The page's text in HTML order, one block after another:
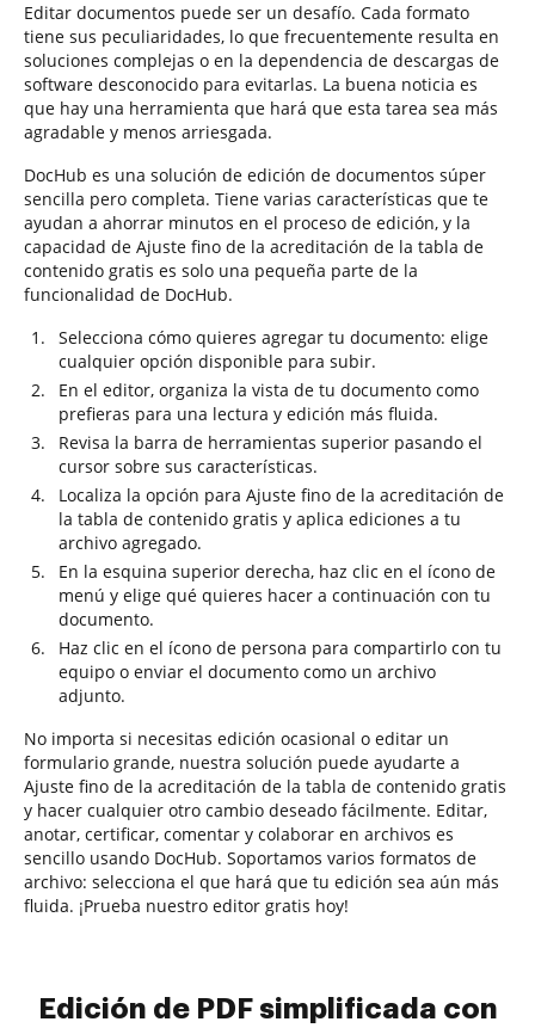
Editar documentos puede ser un desafío. Cada formato
tiene sus peculiaridades, lo que frecuentemente resulta en
soluciones complejas o en la dependencia de descargas de
software desconocido para evitarlas. La buena noticia es
que hay una herramienta que hará que esta tarea sea más
agradable y menos arriesgada.
DocHub es una solución de edición de documentos súper
sencilla pero completa. Tiene varias características que te
ayudan a ahorrar minutos en el proceso de edición, y la
capacidad de Ajuste fino de la acreditación de la tabla de
contenido gratis es solo una pequeña parte de la
funcionalidad de DocHub.
Selecciona cómo quieres agregar tu documento: elige
cualquier opción disponible para subir.
En el editor, organiza la vista de tu documento como
prefieras para una lectura y edición más fluida.
Revisa la barra de herramientas superior pasando el
cursor sobre sus características.
Localiza la opción para Ajuste fino de la acreditación de
la tabla de contenido gratis y aplica ediciones a tu
archivo agregado.
En la esquina superior derecha, haz clic en el ícono de
menú y elige qué quieres hacer a continuación con tu
documento.
Haz clic en el ícono de persona para compartirlo con tu
equipo o enviar el documento como un archivo
adjunto.
No importa si necesitas edición ocasional o editar un
formulario grande, nuestra solución puede ayudarte a
Ajuste fino de la acreditación de la tabla de contenido gratis
y hacer cualquier otro cambio deseado fácilmente. Editar,
anotar, certificar, comentar y colaborar en archivos es
sencillo usando DocHub. Soportamos varios formatos de
archivo: selecciona el que hará que tu edición sea aún más
fluida. ¡Prueba nuestro editor gratis hoy!
Edición de PDF simplificada con